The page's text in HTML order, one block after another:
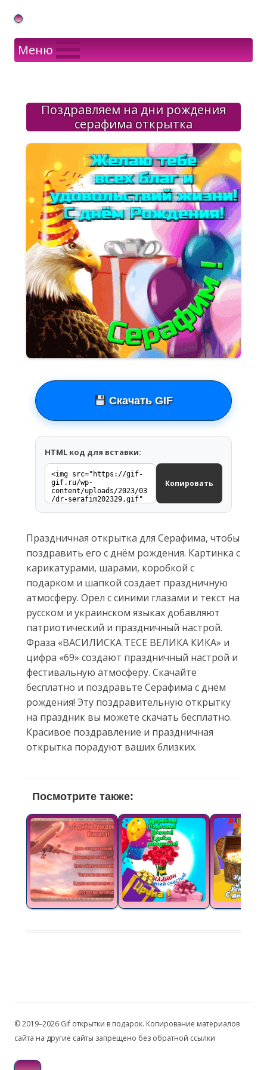
Gif Открытки в подарок
Меню
Поздравляем на дни рождения
серафима открытка
Скачать GIF
HTML код для вставки:
Копировать
Праздничная открытка для Серафима, чтобы
поздравить его с днём рождения. Картинка с
карикатурами, шарами, коробкой с
подарком и шапкой создает праздничную
атмосферу. Орел с синими глазами и текст на
русском и украинском языках добавляют
патриотический и праздничный настрой.
Фраза «ВАСИЛИСКА ТЕСЕ ВЕЛИКА КИКА» и
цифра «69» создают праздничный настрой и
фестивальную атмосферу. Скачайте
бесплатно и поздравьте Серафима с днём
рождения! Эту поздравительную открытку
на праздник вы можете скачать бесплатно.
Красивое поздравление и праздничная
открытка порадуют ваших близких.
Посмотрите также:
© 2019–2026 Gif открытки в подарок. Копирование материалов
сайта на другие сайты запрещено без обратной ссылки